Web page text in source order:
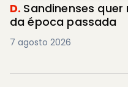
D. Sandinenses
da época passada
7 agosto 2026